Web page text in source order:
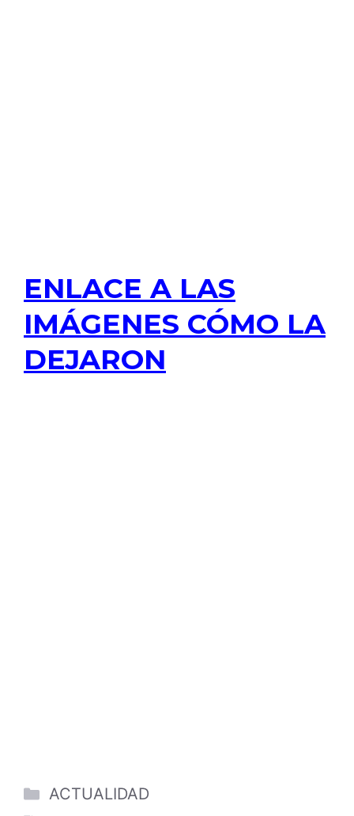
ENLACE A LAS
IMÁGENES CÓMO LA
DEJARON
Categories
ACTUALIDAD